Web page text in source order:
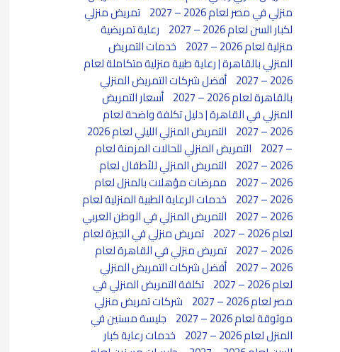
منزلي في مصر لعام 2026 – 2027
تمريض منزلي
لكبار السن لعام 2026 – 2027
رعاية تمريضية
منزلية لعام 2026 – 2027
خدمات التمريض
المنزلي بالقاهرة | رعاية طبية منزلية متكاملة لعام
2026 – 2027
أفضل شركات التمريض المنزلي
بالقاهرة لعام 2026 – 2027
أسعار التمريض
المنزلي في القاهرة | دليل تكلفة واضحة لعام
2026 – 2027
التمريض المنزلي الليلي لعام 2026
– 2027
التمريض المنزلي للحالات المزمنة لعام
2026 – 2027
التمريض المنزلي للأطفال لعام
2026 – 2027
ممرضات مؤهلات بالمنزل لعام
2026 – 2027
خدمات الرعاية الطبية المنزلية لعام
2026 – 2027
التمريض المنزلي في الوطن العربي
لعام 2026 – 2027
تمريض منزلي في الجيزة لعام
2026 – 2027
تمريض منزلي في القاهرة لعام
2026 – 2027
أفضل شركات التمريض المنزلي
لعام 2026 – 2027
تكلفة التمريض المنزلي في
مصر لعام 2026 – 2027
شركات تمريض منزلي
موثوقة لعام 2026 – 2027
جليسة مسنين في
المنزل لعام 2026 – 2027
خدمات رعاية كبار